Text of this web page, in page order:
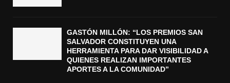
GASTÓN MILLÓN: “LOS PREMIOS SAN
SALVADOR CONSTITUYEN UNA
HERRAMIENTA PARA DAR VISIBILIDAD A
QUIENES REALIZAN IMPORTANTES
APORTES A LA COMUNIDAD”